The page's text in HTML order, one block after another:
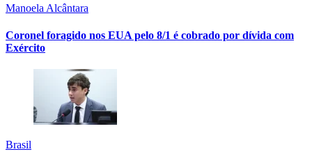
Manoela Alcântara
Coronel foragido nos EUA pelo 8/1 é cobrado por dívida com
Exército
Brasil